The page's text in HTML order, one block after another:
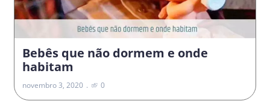
Bebês que não dormem e onde
habitam
novembro 3, 2020 0